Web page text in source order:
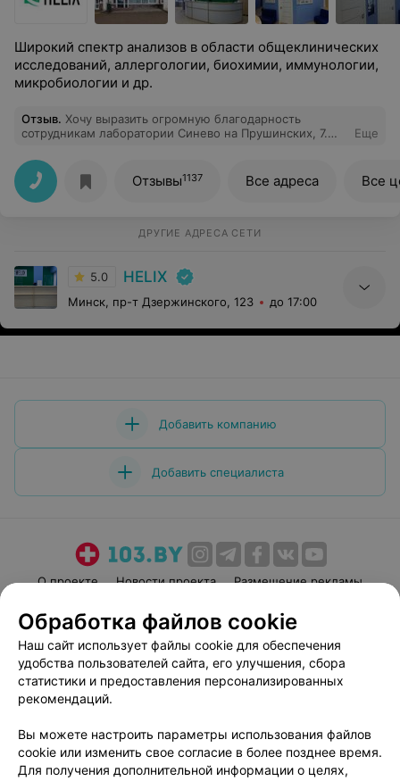
Широкий спектр анализов в области общеклинических
исследований, аллергологии, биохимии, иммунологии,
микробиологии и др.
Отзыв. Хочу выразить огромную благодарность
сотрудникам лаборатории Синево на Прушинских, 7.
приложения Путешествуй без Covid. Приехала "на
удачу", так как везде огромные очереди и проблемы со
скоростью выдачи результатов теста. Милая девушка
Наталья на ресепшене пошла на встречу и помогла тут
сразу же отправили на сам тест. И результат я
Еще
Отзывы1137 Все адреса Все
ДРУГИЕ АДРЕСА СЕТИ
5.0 HELIX
Минск, пр-т Дзержинского, 123 до 17:00
Добавить компанию
Добавить специалиста
О проекте Новости проекта
Размещение рекламы
Пользовательское соглашение
Способы оплаты
Вакансии
Партнеры
Написать руководителю 103.by
Персональные настройки cookie
Обработка персональных данных
Обработка файлов cookie
Наш сайт использует файлы cookie для обеспечения
удобства пользователей сайта, его улучшения, сбора
статистики и предоставления персонализированных
рекомендаций.
Вы можете настроить параметры использования файлов
cookie или изменить свое согласие в более позднее время.
Для получения дополнительной информации о целях,